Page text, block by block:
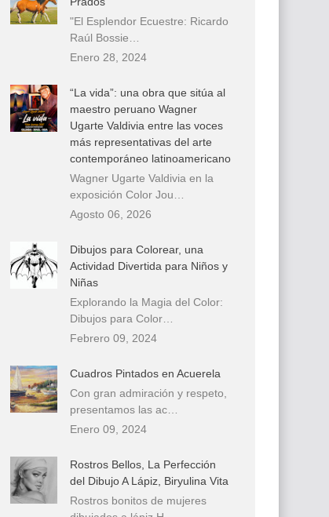
"El Esplendor Ecuestre: Ricardo
Raúl Bossie…
Enero 28, 2024
“La vida”: una obra que sitúa al
maestro peruano Wagner
Ugarte Valdivia entre las voces
más representativas del arte
contemporáneo latinoamericano
Wagner Ugarte Valdivia en la
exposición Color Jou…
Agosto 06, 2026
Dibujos para Colorear, una
Actividad Divertida para Niños y
Niñas
Explorando la Magia del Color:
Dibujos para Color…
Febrero 09, 2024
Cuadros Pintados en Acuerela
Con gran admiración y respeto,
presentamos las ac…
Enero 09, 2024
Rostros Bellos, La Perfección
del Dibujo A Lápiz, Biryulina Vita
Rostros bonitos de mujeres